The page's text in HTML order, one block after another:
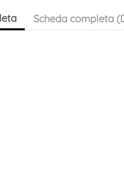
Scheda completa